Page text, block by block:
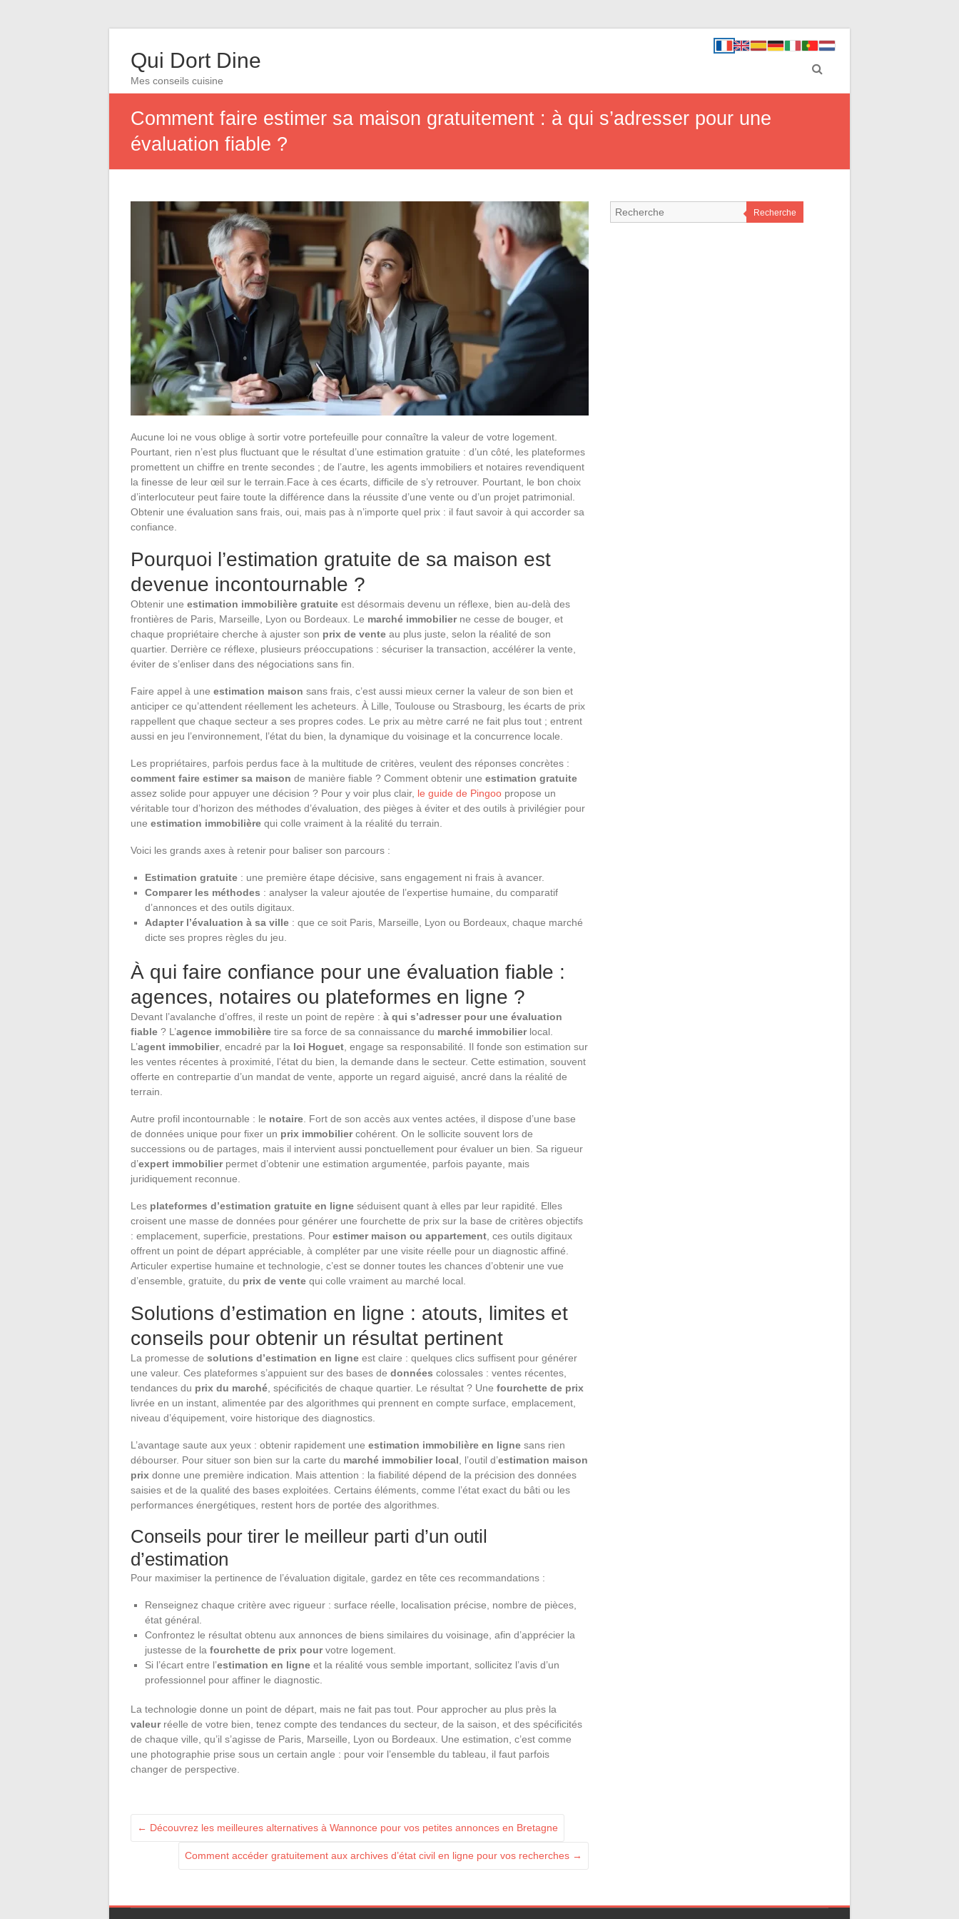
Qui Dort Dine
Mes conseils cuisine
Comment faire estimer sa maison gratuitement : à qui s’adresser pour une
évaluation fiable ?
Aucune loi ne vous oblige à sortir votre portefeuille pour connaître la valeur de votre logement.
Pourtant, rien n’est plus fluctuant que le résultat d’une estimation gratuite : d’un côté, les plateformes
promettent un chiffre en trente secondes ; de l’autre, les agents immobiliers et notaires revendiquent
la finesse de leur œil sur le terrain.Face à ces écarts, difficile de s’y retrouver. Pourtant, le bon choix
d’interlocuteur peut faire toute la différence dans la réussite d’une vente ou d’un projet patrimonial.
Obtenir une évaluation sans frais, oui, mais pas à n’importe quel prix : il faut savoir à qui accorder sa
confiance.
Pourquoi l’estimation gratuite de sa maison est
devenue incontournable ?
Obtenir une estimation immobilière gratuite est désormais devenu un réflexe, bien au-delà des
frontières de Paris, Marseille, Lyon ou Bordeaux. Le marché immobilierne cesse de bouger, et
chaque propriétaire cherche à ajuster son prix de vente au plus juste, selon la réalité de son
quartier. Derrière ce réflexe, plusieurs préoccupations : sécuriser la transaction, accélérer la vente,
éviter de s’enliser dans des négociations sans fin.
Faire appel à une estimation maison sans frais, c’est aussi mieux cerner la valeur de son bien et
anticiper ce qu’attendent réellement les acheteurs. À Lille, Toulouse ou Strasbourg, les écarts de prix
rappellent que chaque secteur a ses propres codes. Le prix au mètre carré ne fait plus tout ; entrent
aussi en jeu l’environnement, l’état du bien, la dynamique du voisinage et la concurrence locale.
Les propriétaires, parfois perdus face à la multitude de critères, veulent des réponses concrètes :
comment faire estimer sa maison de manière fiable ? Comment obtenir une estimation gratuite
assez solide pour appuyer une décision ? Pour y voir plus clair, le guide de Pingoo propose un
véritable tour d’horizon des méthodes d’évaluation, des pièges à éviter et des outils à privilégier pour
une estimation immobilière qui colle vraiment à la réalité du terrain.
Voici les grands axes à retenir pour baliser son parcours :
Estimation gratuite : une première étape décisive, sans engagement ni frais à avancer.
Comparer les méthodes : analyser la valeur ajoutée de l’expertise humaine, du comparatif
d’annonces et des outils digitaux.
Adapter l’évaluation à sa ville : que ce soit Paris, Marseille, Lyon ou Bordeaux, chaque marché
dicte ses propres règles du jeu.
À qui faire confiance pour une évaluation fiable :
agences, notaires ou plateformes en ligne ?
Devant l’avalanche d’offres, il reste un point de repère : à qui s’adresser pour une évaluation
fiable ? L’agence immobilière tire sa force de sa connaissance du marché immobilierlocal.
L’agent immobilier, encadré par la loi Hoguet , engage sa responsabilité. Il fonde son estimation sur
les ventes récentes à proximité, l’état du bien, la demande dans le secteur. Cette estimation, souvent
offerte en contrepartie d’un mandat de vente, apporte un regard aiguisé, ancré dans la réalité de
terrain.
Autre profil incontournable : le notaire . Fort de son accès aux ventes actées, il dispose d’une base
de données unique pour fixer un prix immobiliercohérent. On le sollicite souvent lors de
successions ou de partages, mais il intervient aussi ponctuellement pour évaluer un bien. Sa rigueur
d’expert immobilierpermet d’obtenir une estimation argumentée, parfois payante, mais
juridiquement reconnue.
Les plateformes d’estimation gratuite en ligne séduisent quant à elles par leur rapidité. Elles
croisent une masse de données pour générer une fourchette de prix sur la base de critères objectifs
: emplacement, superficie, prestations. Pour estimer maison ou appartement , ces outils digitaux
offrent un point de départ appréciable, à compléter par une visite réelle pour un diagnostic affiné.
Articuler expertise humaine et technologie, c’est se donner toutes les chances d’obtenir une vue
d’ensemble, gratuite, du prix de vente qui colle vraiment au marché local.
Solutions d’estimation en ligne : atouts, limites et
conseils pour obtenir un résultat pertinent
La promesse de solutions d’estimation en ligne est claire : quelques clics suffisent pour générer
une valeur. Ces plateformes s’appuient sur des bases de données colossales : ventes récentes,
tendances du prix du marché , spécificités de chaque quartier. Le résultat ? Une fourchette de prix
livrée en un instant, alimentée par des algorithmes qui prennent en compte surface, emplacement,
niveau d’équipement, voire historique des diagnostics.
L’avantage saute aux yeux : obtenir rapidement une estimation immobilière en ligne sans rien
débourser. Pour situer son bien sur la carte du marché immobilier local , l’outil d’estimation maison
prix donne une première indication. Mais attention : la fiabilité dépend de la précision des données
saisies et de la qualité des bases exploitées. Certains éléments, comme l’état exact du bâti ou les
performances énergétiques, restent hors de portée des algorithmes.
Conseils pour tirer le meilleur parti d’un outil
d’estimation
Pour maximiser la pertinence de l’évaluation digitale, gardez en tête ces recommandations :
Renseignez chaque critère avec rigueur : surface réelle, localisation précise, nombre de pièces,
état général.
Confrontez le résultat obtenu aux annonces de biens similaires du voisinage, afin d’apprécier la
justesse de la fourchette de prix pourvotre logement.
Si l’écart entre l’estimation en ligne et la réalité vous semble important, sollicitez l’avis d’un
professionnel pour affiner le diagnostic.
La technologie donne un point de départ, mais ne fait pas tout. Pour approcher au plus près la
valeurréelle de votre bien, tenez compte des tendances du secteur, de la saison, et des spécificités
de chaque ville, qu’il s’agisse de Paris, Marseille, Lyon ou Bordeaux. Une estimation, c’est comme
une photographie prise sous un certain angle : pour voir l’ensemble du tableau, il faut parfois
changer de perspective.
← Découvrez les meilleures alternatives à Wannonce pour vos petites annonces en Bretagne
Comment accéder gratuitement aux archives d’état civil en ligne pour vos recherches →
Recherche